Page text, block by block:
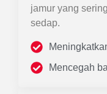
jamur yang
sedap.
Mencegah